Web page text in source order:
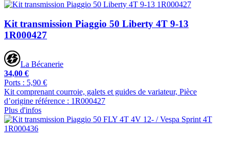
Kit transmission Piaggio 50 Liberty 4T 9-13
1R000427
La Bécanerie
34,00 €
Ports : 5,90 €
Kit comprenant courroie, galets et guides de variateur, Pièce
d’origine référence : 1R000427
Plus d'infos